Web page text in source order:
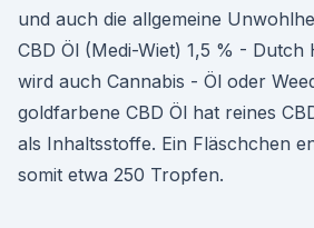
und auch die allgemeine
CBD Öl (Medi-Wiet) 1,5 % - Dutch
wird auch Cannabis - Öl oder
goldfarbene CBD Öl hat reines
als Inhaltsstoffe. Ein Fläschchen
somit etwa 250 Tropfen.